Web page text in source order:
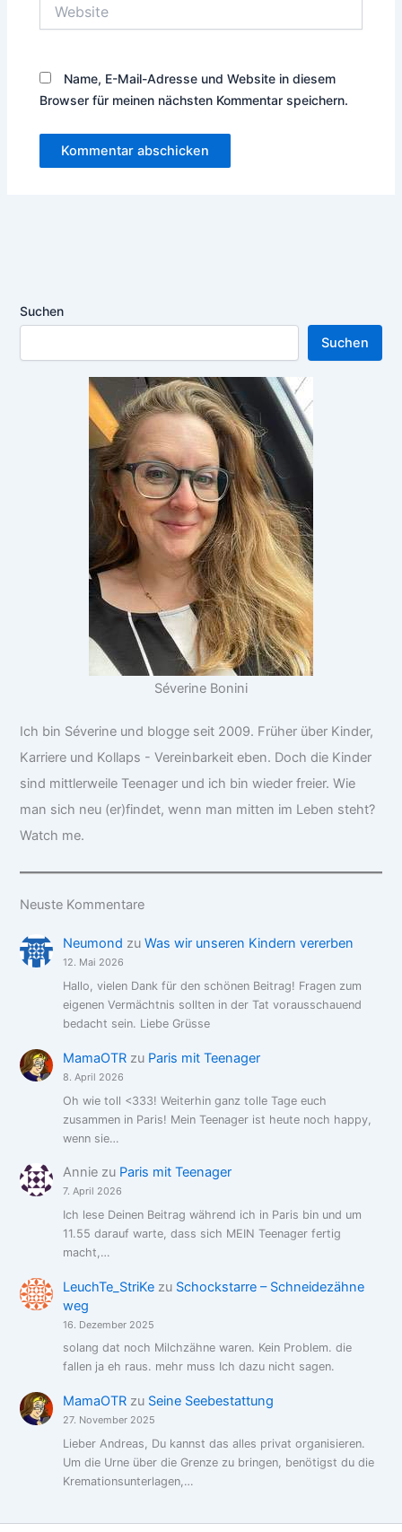
Name, E-Mail-Adresse und Website in diesem
Browser für meinen nächsten Kommentar speichern.
Suchen
Suchen
Séverine Bonini
Ich bin Séverine und blogge seit 2009. Früher über Kinder,
Karriere und Kollaps - Vereinbarkeit eben. Doch die Kinder
sind mittlerweile Teenager und ich bin wieder freier. Wie
man sich neu (er)findet, wenn man mitten im Leben steht?
Watch me.
Neuste Kommentare
Neumond zu Was wir unseren Kindern vererben
12. Mai 2026
Hallo, vielen Dank für den schönen Beitrag! Fragen zum
eigenen Vermächtnis sollten in der Tat vorausschauend
bedacht sein. Liebe Grüsse
MamaOTRzu Paris mit Teenager
8. April 2026
Oh wie toll <333! Weiterhin ganz tolle Tage euch
zusammen in Paris! Mein Teenager ist heute noch happy,
wenn sie…
Anniezu Paris mit Teenager
7. April 2026
Ich lese Deinen Beitrag während ich in Paris bin und um
11.55 darauf warte, dass sich MEIN Teenager fertig
macht,…
LeuchTe_StriKezu Schockstarre – Schneidezähne
weg
16. Dezember 2025
solang dat noch Milchzähne waren. Kein Problem. die
fallen ja eh raus. mehr muss Ich dazu nicht sagen.
MamaOTRzu Seine Seebestattung
27. November 2025
Lieber Andreas, Du kannst das alles privat organisieren.
Um die Urne über die Grenze zu bringen, benötigst du die
Kremationsunterlagen,…